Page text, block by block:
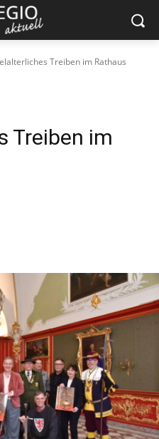
Treiben im Rathaus
Treiben im